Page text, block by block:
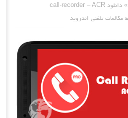
»
دانلود call-recorder – ACR